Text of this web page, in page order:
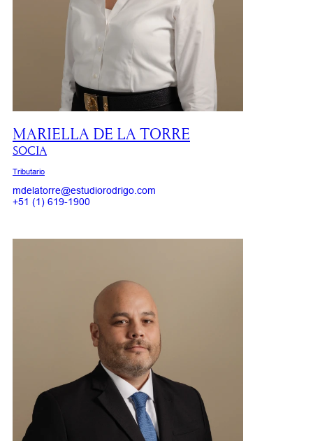
MARIELLA DE LA TORRE
SOCIA
Tributario
mdelatorre@estudiorodrigo.com
+51 (1) 619-1900